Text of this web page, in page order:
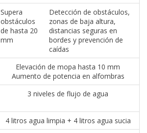
Supera
obstáculos
de hasta 20
mm
Detección de obstáculos,
zonas de baja altura,
distancias seguras en
bordes y prevención de
caídas
Elevación de mopa hasta 10 mm
Aumento de potencia en alfombras
3 niveles de flujo de agua
4 litros agua limpia + 4 litros agua sucia